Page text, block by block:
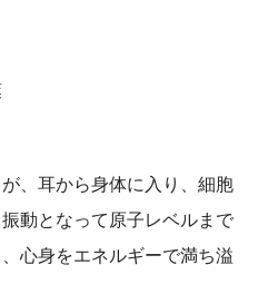
、耳から身体に入り、細胞
動となって原子レベルまで
心身をエネルギーで満ち溢